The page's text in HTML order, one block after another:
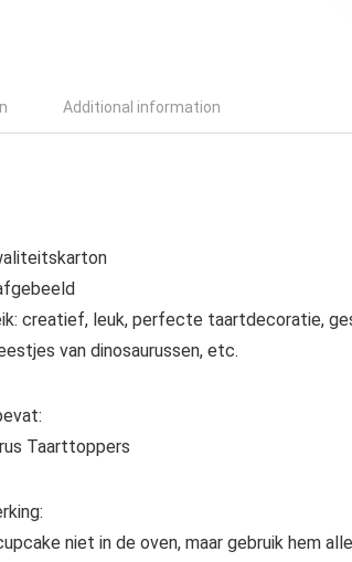
Additional information
creatief, leuk, perfecte taartdecoratie,
van dinosaurussen, etc.
Taarttoppers
niet in de oven, maar gebruik hem